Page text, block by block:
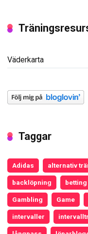
Väderkarta
Taggar
Adidas alternativ
backlöpning betting
Gambling Game
intervaller